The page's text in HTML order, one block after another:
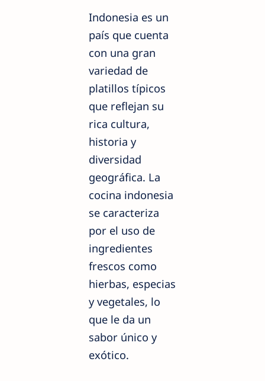
Indonesia es un
país que cuenta
con una gran
variedad de
platillos típicos
que reflejan su
rica cultura,
historia y
diversidad
geográfica. La
cocina indonesia
se caracteriza
por el uso de
ingredientes
frescos como
hierbas, especias
y vegetales, lo
que le da un
sabor único y
exótico.